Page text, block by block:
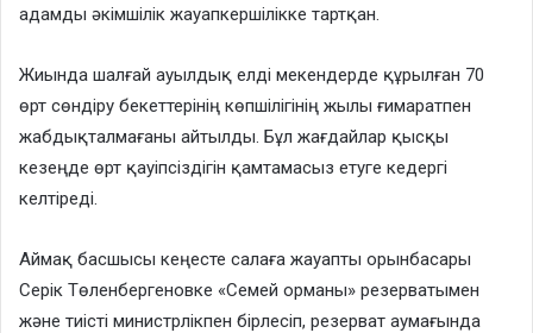
адамды әкімшілік жауапкершілікке тартқан.
Жиында шалғай ауылдық елді мекендерде құрылған 70
өрт сөндіру бекеттерінің көпшілігінің жылы ғимаратпен
жабдықталмағаны айтылды. Бұл жағдайлар қысқы
кезеңде өрт қауіпсіздігін қамтамасыз етуге кедергі
келтіреді.
Аймақ басшысы кеңесте салаға жауапты орынбасары
Серік Төленбергеновке «Семей орманы» резерватымен
және тиісті министрлікпен бірлесіп, резерват аумағында